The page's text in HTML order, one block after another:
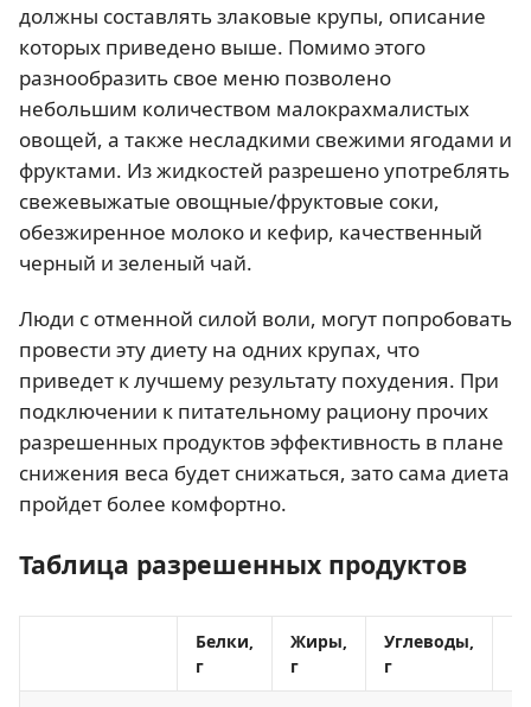
должны составлять злаковые крупы, описание
которых приведено выше. Помимо этого
разнообразить свое меню позволено
небольшим количеством малокрахмалистых
овощей, а также несладкими свежими ягодами и
фруктами. Из жидкостей разрешено употреблять
свежевыжатые овощные/фруктовые соки,
обезжиренное молоко и кефир, качественный
черный и зеленый чай.
Люди с отменной силой воли, могут попробовать
провести эту диету на одних крупах, что
приведет к лучшему результату похудения. При
подключении к питательному рациону прочих
разрешенных продуктов эффективность в плане
снижения веса будет снижаться, зато сама диета
пройдет более комфортно.
Таблица разрешенных продуктов
Белки,
г
Жиры,
г
Углеводы,
г